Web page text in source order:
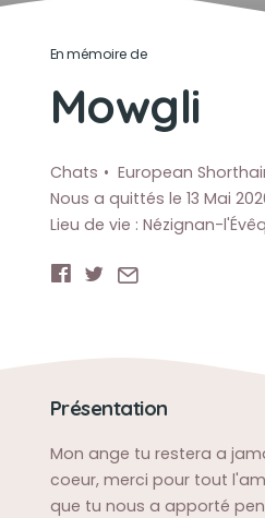
En mémoire de
Mowgli
Chats European
Nous a quittés le 13 Mai
Lieu de vie : Nézignan-
Présentation
Mon ange tu restera a
coeur, merci pour tout
que tu nous a apporté